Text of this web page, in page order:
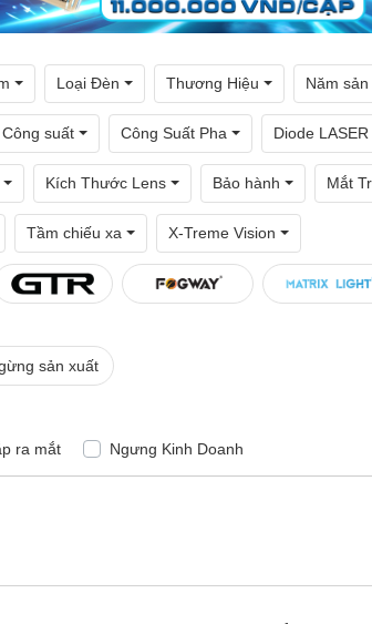
Loại Đèn Thương Hiệu Năm
Công suất Công Suất Pha Diode LASER
Kích Thước Lens Bảo hành Mắt
Tầm chiếu xa X-Treme Vision
sản xuất
ra mắt Ngưng Kinh Doanh